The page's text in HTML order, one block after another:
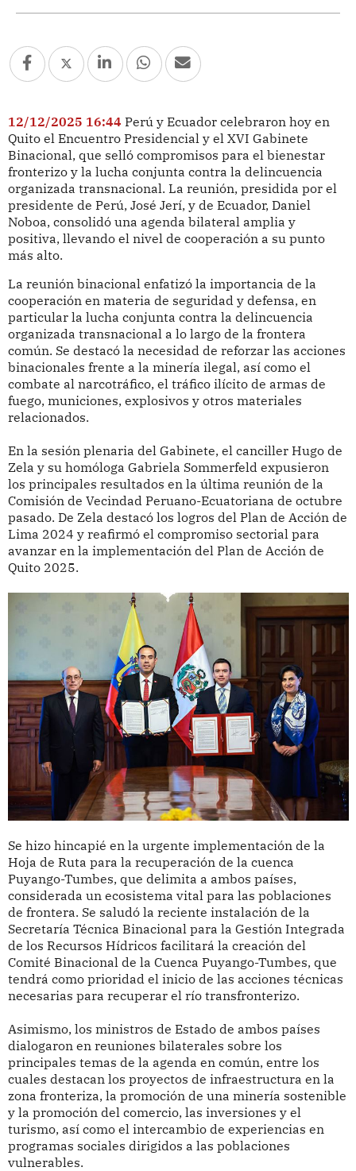
12/12/2025 16:44 Perú y Ecuador celebraron hoy en
Quito el Encuentro Presidencial y el XVI Gabinete
Binacional, que selló compromisos para el bienestar
fronterizo y la lucha conjunta contra la delincuencia
organizada transnacional. La reunión, presidida por el
presidente de Perú, José Jerí, y de Ecuador, Daniel
Noboa, consolidó una agenda bilateral amplia y
positiva, llevando el nivel de cooperación a su punto
más alto.
La reunión binacional enfatizó la importancia de la
cooperación en materia de seguridad y defensa, en
particular la lucha conjunta contra la delincuencia
organizada transnacional a lo largo de la frontera
común. Se destacó la necesidad de reforzar las acciones
binacionales frente a la minería ilegal, así como el
combate al narcotráfico, el tráfico ilícito de armas de
fuego, municiones, explosivos y otros materiales
relacionados.
En la sesión plenaria del Gabinete, el canciller Hugo de
Zela y su homóloga Gabriela Sommerfeld expusieron
los principales resultados en la última reunión de la
Comisión de Vecindad Peruano-Ecuatoriana de octubre
pasado. De Zela destacó los logros del Plan de Acción de
Lima 2024 y reafirmó el compromiso sectorial para
avanzar en la implementación del Plan de Acción de
Quito 2025.
Se hizo hincapié en la urgente implementación de la
Hoja de Ruta para la recuperación de la cuenca
Puyango-Tumbes, que delimita a ambos países,
considerada un ecosistema vital para las poblaciones
de frontera. Se saludó la reciente instalación de la
Secretaría Técnica Binacional para la Gestión Integrada
de los Recursos Hídricos facilitará la creación del
Comité Binacional de la Cuenca Puyango-Tumbes, que
tendrá como prioridad el inicio de las acciones técnicas
necesarias para recuperar el río transfronterizo.
Asimismo, los ministros de Estado de ambos países
dialogaron en reuniones bilaterales sobre los
principales temas de la agenda en común, entre los
cuales destacan los proyectos de infraestructura en la
zona fronteriza, la promoción de una minería sostenible
y la promoción del comercio, las inversiones y el
turismo, así como el intercambio de experiencias en
programas sociales dirigidos a las poblaciones
vulnerables.